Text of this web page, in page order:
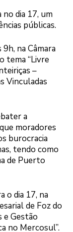
no dia 17, um
públicas.
na Câmara
tema “Livre
–
Vinculadas
a
moradores
burocracia
tendo como
de Puerto
o dia 17, na
de Foz do
e Gestão
no Mercosul”.